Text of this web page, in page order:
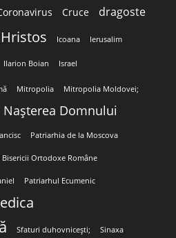
Cruce dragoste
Hristos Icoana Ierusalim
Ilarion Boian Israel
Mitropolia Mitropolia Moldovei;
Nașterea Domnului
Patriarhia de la Moscova
Ortodoxe Române
Patriarhul Ecumenic
Sfaturi duhovnicești; Sinaxa